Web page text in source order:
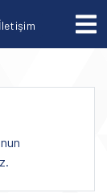
İletişim